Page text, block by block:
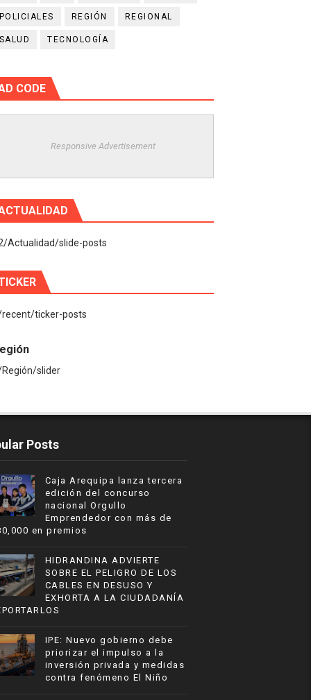
POLICIALES REGIÓN REGIONAL
SALUD TECNOLOGÍA
CODE
Responsive Advertisement
Actualidad/slide-posts
ticker-posts
slider
Posts
Caja Arequipa lanza tercera
edición del concurso
nacional Orgullo
Emprendedor con más de
en premios
HIDRANDINA ADVIERTE
SOBRE EL PELIGRO DE LOS
CABLES EN DESUSO Y
EXHORTA A LA CIUDADANÍA
IPE: Nuevo gobierno debe
priorizar el impulso a la
inversión privada y medidas
contra fenómeno El Niño